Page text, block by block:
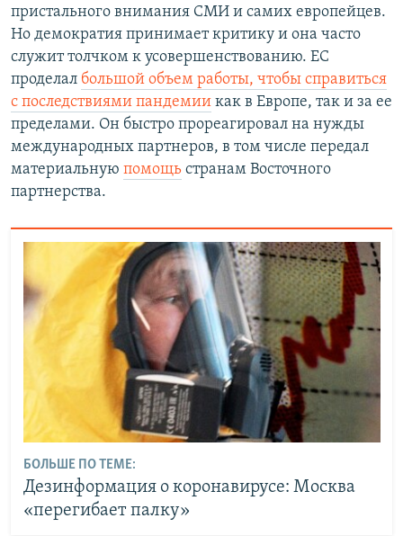
пристального внимания СМИ и самих европейцев.
Но демократия принимает критику и она часто
служит толчком к усовершенствованию. ЕС
проделал большой объем работы, чтобы справиться
с последствиями пандемии как в Европе, так и за ее
пределами. Он быстро прореагировал на нужды
международных партнеров, в том числе передал
материальную помощь странам Восточного
партнерства.
БОЛЬШЕ ПО ТЕМЕ:
Дезинформация о коронавирусе: Москва
«перегибает палку»